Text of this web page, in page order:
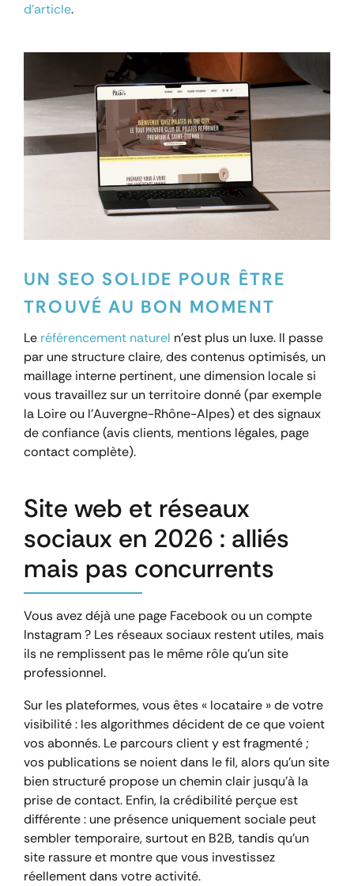
d’article.
UN SEO SOLIDE POUR ÊTRE
TROUVÉ AU BON MOMENT
Le référencement naturel n’est plus un luxe. Il passe
par une structure claire, des contenus optimisés, un
maillage interne pertinent, une dimension locale si
vous travaillez sur un territoire donné (par exemple
la Loire ou l’Auvergne-Rhône-Alpes) et des signaux
de confiance (avis clients, mentions légales, page
contact complète).
Site web et réseaux
sociaux en 2026 : alliés
mais pas concurrents
Vous avez déjà une page Facebook ou un compte
Instagram ? Les réseaux sociaux restent utiles, mais
ils ne remplissent pas le même rôle qu’un site
professionnel.
Sur les plateformes, vous êtes « locataire » de votre
visibilité : les algorithmes décident de ce que voient
vos abonnés. Le parcours client y est fragmenté ;
vos publications se noient dans le fil, alors qu’un site
bien structuré propose un chemin clair jusqu’à la
prise de contact. Enfin, la crédibilité perçue est
différente : une présence uniquement sociale peut
sembler temporaire, surtout en B2B, tandis qu’un
site rassure et montre que vous investissez
réellement dans votre activité.